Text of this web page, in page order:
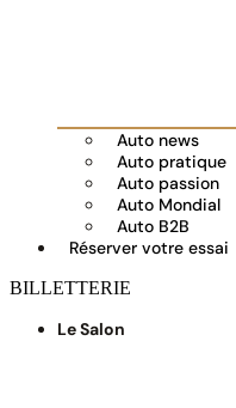
Auto news
Auto pratique
Auto passion
Auto Mondial
Auto B2B
Réserver votre essai
BILLETTERIE
Le Salon